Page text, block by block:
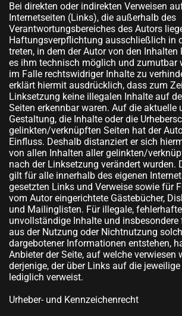
Bei direkten oder indirekten Verweisen
Internetseiten (Links), die außerhalb des
Verantwortungsbereiches des Autors
Haftungsverpflichtung ausschließlich in
treten, in dem der Autor von den Inhalten
es ihm technisch möglich und zumutbar
im Falle rechtswidriger Inhalte zu
erklärt hiermit ausdrücklich, dass zum
Linksetzung keine illegalen Inhalte auf
Seiten erkennbar waren. Auf die aktuelle
Gestaltung, die Inhalte oder die
gelinkten/verknüpften Seiten hat der
Einfluss. Deshalb distanziert er sich
von allen Inhalten aller gelinkten/
nach der Linksetzung verändert wurden.
gilt für alle innerhalb des eigenen
gesetzten Links und Verweise sowie für
vom Autor eingerichtete Gästebücher,
und Mailinglisten. Für illegale,
unvollständige Inhalte und insbesondere
aus der Nutzung oder Nichtnutzung
dargebotener Informationen entstehen,
Anbieter der Seite, auf welche verwiesen
derjenige, der über Links auf die
lediglich verweist.
Urheber- und Kennzeichenrecht